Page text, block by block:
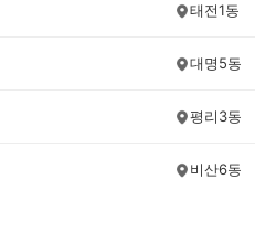
태전1동
대명5동
평리3동
비산6동